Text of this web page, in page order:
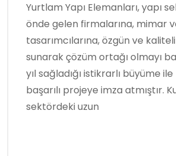
Yurtlam Yapı Elemanları, yapı
önde gelen firmalarına, mimar
tasarımcılarına, özgün ve
sunarak çözüm ortağı olmayı
yıl sağladığı istikrarlı büyüme
başarılı projeye imza atmıştır.
sektördeki uzun